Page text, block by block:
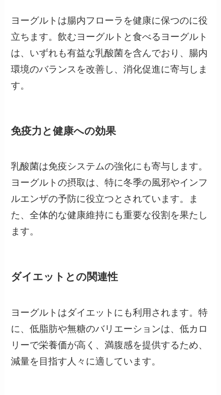
ヨーグルトは腸内フローラを健康に保つのに役
立ちます。飲むヨーグルトと食べるヨーグルト
は、いずれも有益な乳酸菌を含んでおり、腸内
環境のバランスを改善し、消化促進に寄与しま
す。
免疫力と健康への効果
乳酸菌は免疫システムの強化にも寄与します。
ヨーグルトの摂取は、特に冬季の風邪やインフ
ルエンザの予防に役立つとされています。ま
た、全体的な健康維持にも重要な役割を果たし
ます。
ダイエットとの関連性
ヨーグルトはダイエットにも利用されます。特
に、低脂肪や無糖のバリエーションは、低カロ
リーで栄養価が高く、満腹感を提供するため、
減量を目指す人々に適しています。